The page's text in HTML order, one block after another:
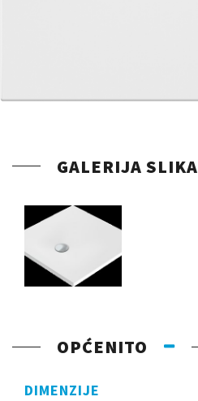
GALERIJA SLIKA
OPĆENITO
DIMENZIJE